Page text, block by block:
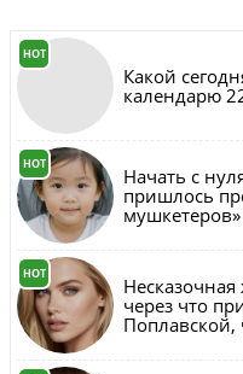
HOT
Какой
календарю
HOT
Начать с
пришлось
HOT
через что
Поплавской,